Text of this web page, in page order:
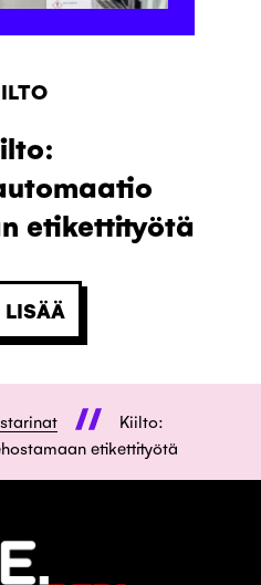
etikettityötä
LISÄÄ
Kiilto:
etikettityötä